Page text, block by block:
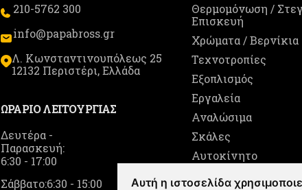
Αυτή η ιστοσελίδα
210-5762 300
info@papabross.gr
Λ. Κωνσταντινουπόλεως 25
12132 Περιστέρι, Ελλάδα
ΩΡΑΡΙΟ ΛΕΙΤΟΥΡΓΙΑΣ
Δευτέρα -
Παρασκευή:
6:30 - 17:00
Σάββατο:6:30 - 15:00
Θερμομόνωση /
Επισκευή
Χρώματα / Βερνίκια
Τεχνοτροπίες
Εξοπλισμός
Εργαλεία
Αναλώσιμα
Σκάλες
Αυτοκίνητο
Κήπος